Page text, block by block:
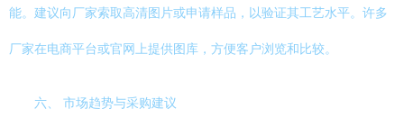
能。建议向厂家索取高清图片或申请样品，以验证其工艺水平。许多
厂家在电商平台或官网上提供图库，方便客户浏览和比较。
六、 市场趋势与采购建议